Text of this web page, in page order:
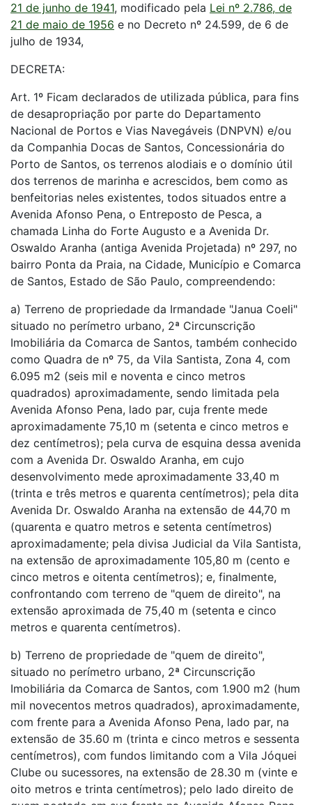
21 de junho de 1941, modificado pela Lei nº 2.786, de
21 de maio de 1956 e no Decreto nº 24.599, de 6 de
julho de 1934,
DECRETA:
Art. 1º Ficam declarados de utilizada pública, para fins
de desapropriação por parte do Departamento
Nacional de Portos e Vias Navegáveis (DNPVN) e/ou
da Companhia Docas de Santos, Concessionária do
Porto de Santos, os terrenos alodiais e o domínio útil
dos terrenos de marinha e acrescidos, bem como as
benfeitorias neles existentes, todos situados entre a
Avenida Afonso Pena, o Entreposto de Pesca, a
chamada Linha do Forte Augusto e a Avenida Dr.
Oswaldo Aranha (antiga Avenida Projetada) nº 297, no
bairro Ponta da Praia, na Cidade, Município e Comarca
de Santos, Estado de São Paulo, compreendendo:
a) Terreno de propriedade da Irmandade "Janua Coeli"
situado no perímetro urbano, 2ª Circunscrição
Imobiliária da Comarca de Santos, também conhecido
como Quadra de nº 75, da Vila Santista, Zona 4, com
6.095 m2 (seis mil e noventa e cinco metros
quadrados) aproximadamente, sendo limitada pela
Avenida Afonso Pena, lado par, cuja frente mede
aproximadamente 75,10 m (setenta e cinco metros e
dez centímetros); pela curva de esquina dessa avenida
com a Avenida Dr. Oswaldo Aranha, em cujo
desenvolvimento mede aproximadamente 33,40 m
(trinta e três metros e quarenta centímetros); pela dita
Avenida Dr. Oswaldo Aranha na extensão de 44,70 m
(quarenta e quatro metros e setenta centímetros)
aproximadamente; pela divisa Judicial da Vila Santista,
na extensão de aproximadamente 105,80 m (cento e
cinco metros e oitenta centímetros); e, finalmente,
confrontando com terreno de "quem de direito", na
extensão aproximada de 75,40 m (setenta e cinco
metros e quarenta centímetros).
b) Terreno de propriedade de "quem de direito",
situado no perímetro urbano, 2ª Circunscrição
Imobiliária da Comarca de Santos, com 1.900 m2 (hum
mil novecentos metros quadrados), aproximadamente,
com frente para a Avenida Afonso Pena, lado par, na
extensão de 35.60 m (trinta e cinco metros e sessenta
centímetros), com fundos limitando com a Vila Jóquei
Clube ou sucessores, na extensão de 28.30 m (vinte e
oito metros e trinta centímetros); pelo lado direito de